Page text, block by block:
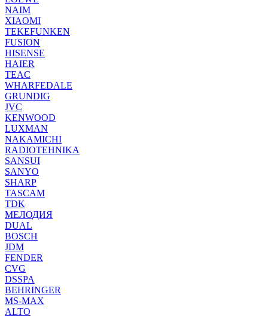
NAIM
XIAOMI
TEKEFUNKEN
FUSION
HISENSE
HAIER
TEAC
WHARFEDALE
GRUNDIG
JVC
KENWOOD
LUXMAN
NAKAMICHI
RADIOTEHNIKA
SANSUI
SANYO
SHARP
TASCAM
TDK
МЕЛОДИЯ
DUAL
BOSCH
JDM
FENDER
CVG
DSSPA
BEHRINGER
MS-MAX
ALTO